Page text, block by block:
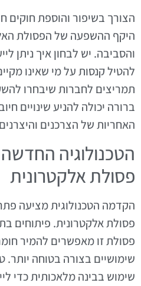
הצורך בשיפור והוספת חוקים
היקף ההשפעה של הפסולת
והסביבה. יש לבחון איך ניתן
להטיל קנסות על מי שאינו
תמריצים לחברות שיבחרו
ברורה יכולה להניע שינויים
האחריות של הצרכנים
הטכנולוגיה
פסולת אלקטרונית
הקדמה הטכנולוגית מציעה
פסולת אלקטרונית. פיתוחים
פסולת זו מאפשרים להמיר
שימושיים בצורה בטוחה יותר.
שימוש בבינה מלאכותית כדי